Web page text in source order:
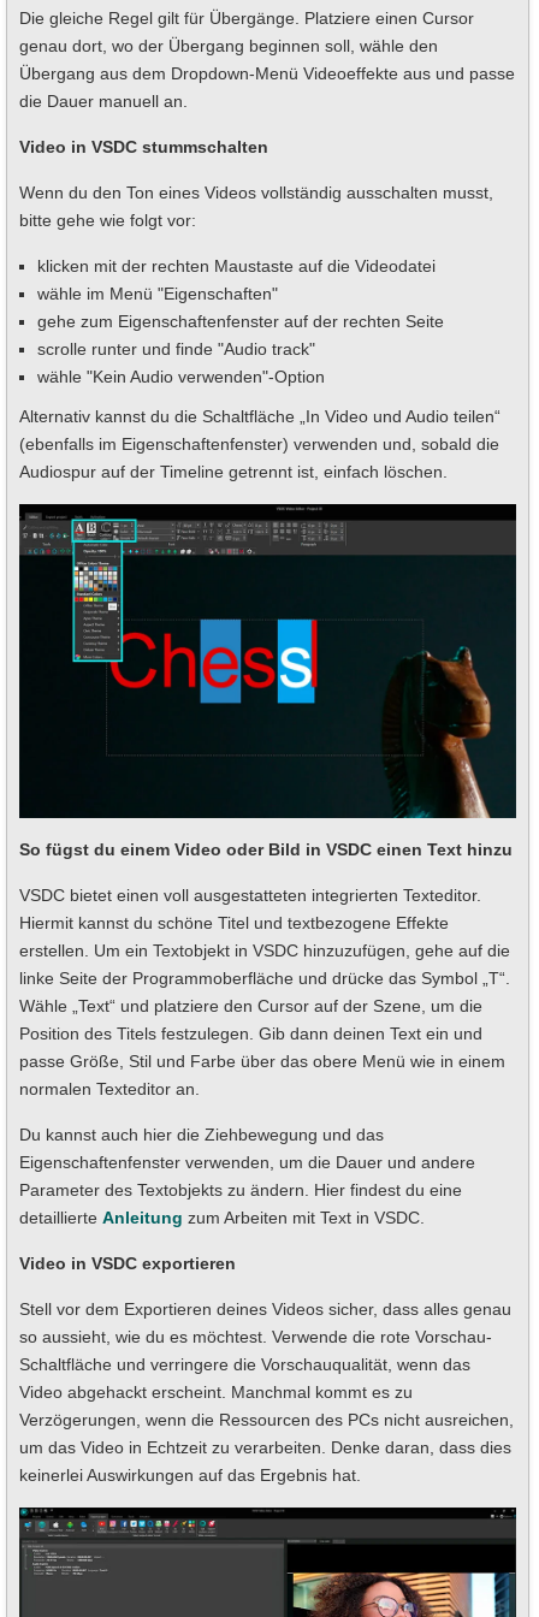
Die gleiche Regel gilt für Übergänge. Platziere einen Cursor
genau dort, wo der Übergang beginnen soll, wähle den
Übergang aus dem Dropdown-Menü Videoeffekte aus und passe
die Dauer manuell an.
Video in VSDC stummschalten
Wenn du den Ton eines Videos vollständig ausschalten musst,
bitte gehe wie folgt vor:
klicken mit der rechten Maustaste auf die Videodatei
wähle im Menü "Eigenschaften"
gehe zum Eigenschaftenfenster auf der rechten Seite
scrolle runter und finde "Audio track"
wähle "Kein Audio verwenden"-Option
Alternativ kannst du die Schaltfläche „In Video und Audio teilen“
(ebenfalls im Eigenschaftenfenster) verwenden und, sobald die
Audiospur auf der Timeline getrennt ist, einfach löschen.
So fügst du einem Video oder Bild in VSDC einen Text hinzu
VSDC bietet einen voll ausgestatteten integrierten Texteditor.
Hiermit kannst du schöne Titel und textbezogene Effekte
erstellen. Um ein Textobjekt in VSDC hinzuzufügen, gehe auf die
linke Seite der Programmoberfläche und drücke das Symbol „T“.
Wähle „Text“ und platziere den Cursor auf der Szene, um die
Position des Titels festzulegen. Gib dann deinen Text ein und
passe Größe, Stil und Farbe über das obere Menü wie in einem
normalen Texteditor an.
Du kannst auch hier die Ziehbewegung und das
Eigenschaftenfenster verwenden, um die Dauer und andere
Parameter des Textobjekts zu ändern. Hier findest du eine
detaillierte Anleitung zum Arbeiten mit Text in VSDC.
Video in VSDC exportieren
Stell vor dem Exportieren deines Videos sicher, dass alles genau
so aussieht, wie du es möchtest. Verwende die rote Vorschau-
Schaltfläche und verringere die Vorschauqualität, wenn das
Video abgehackt erscheint. Manchmal kommt es zu
Verzögerungen, wenn die Ressourcen des PCs nicht ausreichen,
um das Video in Echtzeit zu verarbeiten. Denke daran, dass dies
keinerlei Auswirkungen auf das Ergebnis hat.